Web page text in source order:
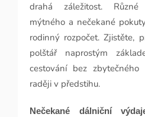
drahá záležitost.
mýtného a nečekané
rodinný rozpočet. Zjistěte,
polštář naprostým
cestování bez
raději v předstihu.
Nečekané dálniční